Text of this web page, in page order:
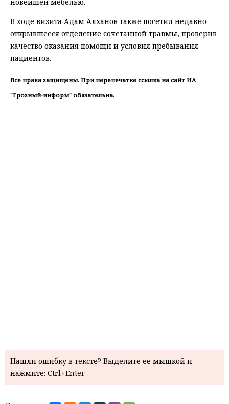
В ходе визита Адам Алханов также посетил недавно
открывшееся отделение сочетанной травмы, проверив
качество оказания помощи и условия пребывания
пациентов.
Все права защищены. При перепечатке ссылка на сайт ИА
"Грозный-информ" обязательна.
Нашли ошибку в тексте? Выделите ее мышкой и
нажмите: Ctrl+Enter